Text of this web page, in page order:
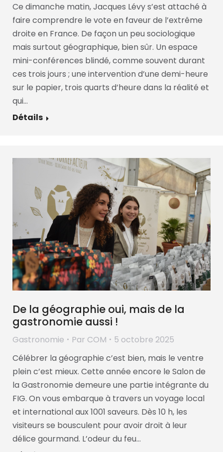
Ce dimanche matin, Jacques Lévy s’est attaché à
faire comprendre le vote en faveur de l’extrême
droite en France. De façon un peu sociologique
mais surtout géographique, bien sûr. Un espace
mini-conférences blindé, comme souvent durant
ces trois jours ; une intervention d’une demi-heure
sur le papier, trois quarts d’heure dans la réalité et
qui…
Détails
De la géographie oui, mais de la
gastronomie aussi !
Gastronomie Par COM
5 octobre 2025
Célébrer la géographie c’est bien, mais le ventre
plein c’est mieux. Cette année encore le Salon de
la Gastronomie demeure une partie intégrante du
FIG. On vous embarque à travers un voyage local
et international aux 1001 saveurs. Dès 10 h, les
visiteurs se bousculent pour avoir droit à leur
délice gourmand. L’odeur du feu…